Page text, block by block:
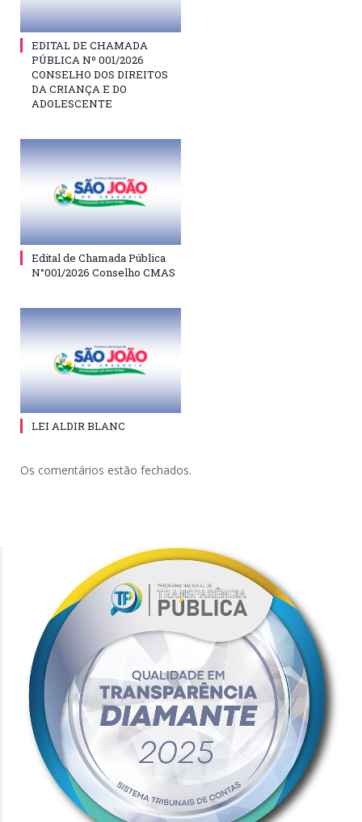
EDITAL DE CHAMADA
PÚBLICA Nº 001/2026
CONSELHO DOS DIREITOS
DA CRIANÇA E DO
ADOLESCENTE
Edital de Chamada Pública
N°001/2026 Conselho CMAS
LEI ALDIR BLANC
Os comentários estão fechados.